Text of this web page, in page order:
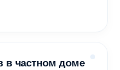
в частном доме